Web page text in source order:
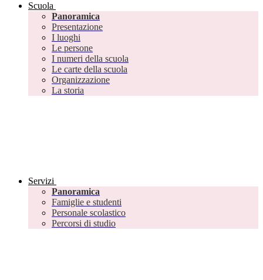
Scuola
Panoramica
Presentazione
I luoghi
Le persone
I numeri della scuola
Le carte della scuola
Organizzazione
La storia
Servizi
Panoramica
Famiglie e studenti
Personale scolastico
Percorsi di studio